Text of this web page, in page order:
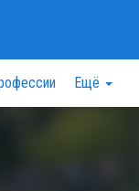
Ещё